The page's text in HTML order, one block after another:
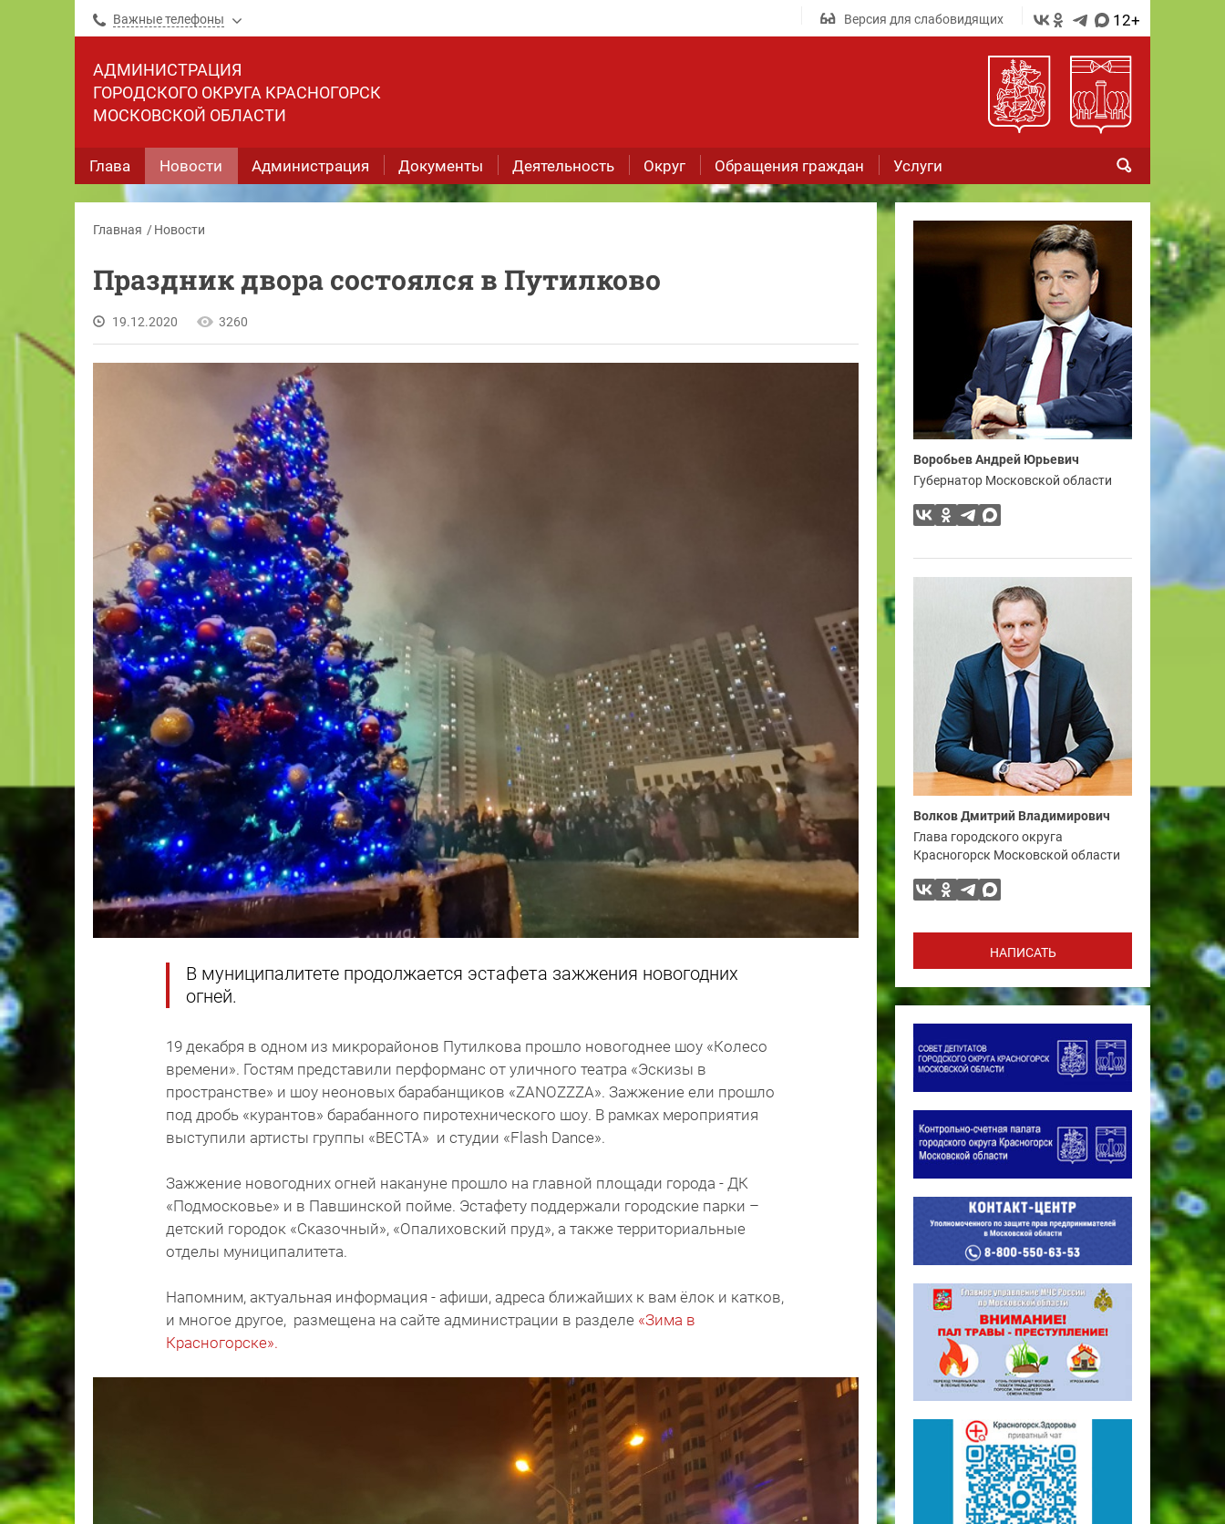
Важные телефоны Версия для слабовидящих 12+
АДМИНИСТРАЦИЯ
ГОРОДСКОГО ОКРУГА КРАСНОГОРСК
МОСКОВСКОЙ ОБЛАСТИ
Глава Новости Администрация Документы Деятельность Округ Обращения граждан Услуги
Главная Новости
Праздник двора состоялся в Путилково
19.12.2020 3260
В муниципалитете продолжается эстафета зажжения новогодних
огней.
19 декабря в одном из микрорайонов Путилкова прошло новогоднее шоу «Колесо
времени». Гостям представили перформанс от уличного театра «Эскизы в
пространстве» и шоу неоновых барабанщиков «ZANOZZZA». Зажжение ели прошло
под дробь «курантов» барабанного пиротехнического шоу. В рамках мероприятия
выступили артисты группы «ВЕСТА» и студии «Flash Dance».
Зажжение новогодних огней накануне прошло на главной площади города - ДК
«Подмосковье» и в Павшинской пойме. Эстафету поддержали городские парки –
детский городок «Сказочный», «Опалиховский пруд», а также территориальные
отделы муниципалитета.
Напомним, актуальная информация - афиши, адреса ближайших к вам ёлок и катков,
и многое другое, размещена на сайте администрации в разделе «Зима в
Красногорске».
Воробьев Андрей Юрьевич
Губернатор Московской области
Волков Дмитрий Владимирович
Глава городского округа
Красногорск Московской области
НАПИСАТЬ